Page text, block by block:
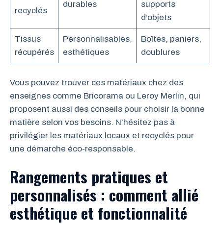
recyclés
durables
supports
d’objets
Tissus
récupérés
Personnalisables,
esthétiques
Boîtes, paniers,
doublures
Vous pouvez trouver ces matériaux chez des
enseignes comme Bricorama ou Leroy Merlin, qui
proposent aussi des conseils pour choisir la bonne
matière selon vos besoins. N’hésitez pas à
privilégier les matériaux locaux et recyclés pour
une démarche éco-responsable.
Rangements pratiques et
personnalisés : comment allié
esthétique et fonctionnalité